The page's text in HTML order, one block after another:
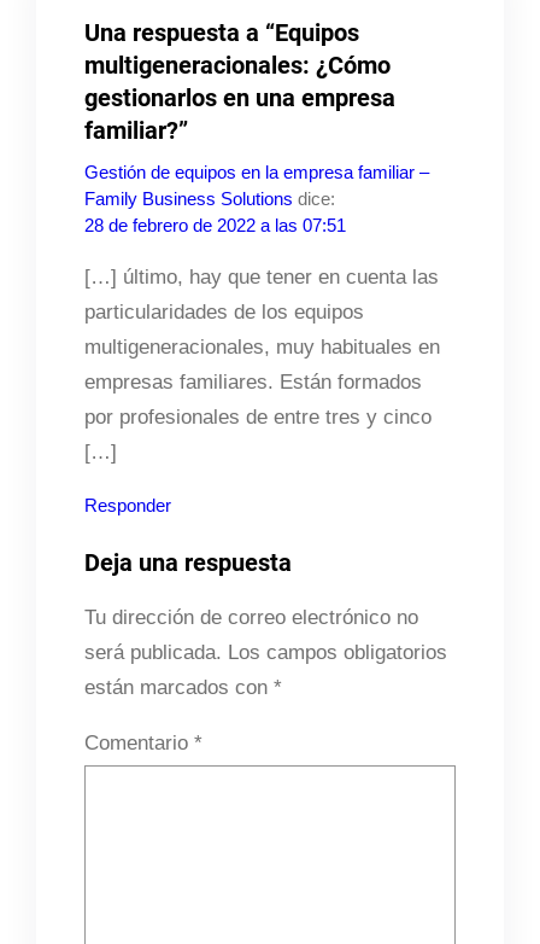
Una respuesta a “Equipos
multigeneracionales: ¿Cómo
gestionarlos en una empresa
familiar?”
Gestión de equipos en la empresa familiar –
Family Business Solutions dice:
28 de febrero de 2022 a las 07:51
[…] último, hay que tener en cuenta las
particularidades de los equipos
multigeneracionales, muy habituales en
empresas familiares. Están formados
por profesionales de entre tres y cinco
[…]
Responder
Deja una respuesta
Tu dirección de correo electrónico no
será publicada. Los campos obligatorios
están marcados con *
Comentario *